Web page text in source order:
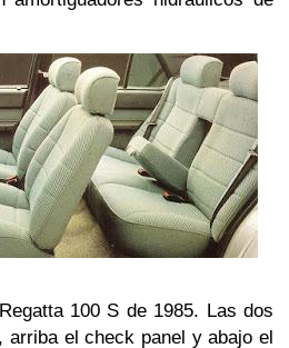
100 S de 1985. Las dos
arriba el check panel y abajo el